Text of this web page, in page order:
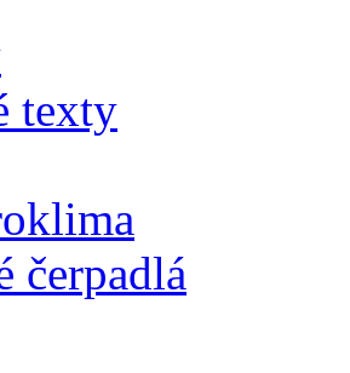
texty
čerpadlá